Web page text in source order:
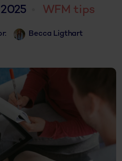
WFM tips
Becca Ligthart